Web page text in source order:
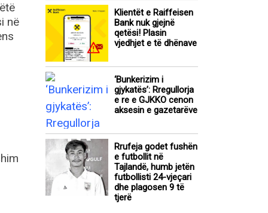
në
Klientët e Raiffeisen
Bank nuk gjejnë
qetësi! Plasin
vjedhjet e të dhënave
‘Bunkerizim i
gjykatës’: Rregullorja
e re e GJKKO cenon
aksesin e gazetarëve
Rrufeja godet fushën
e futbollit në
Tajlandë, humb jetën
futbollisti 24-vjeçari
dhe plagosen 9 të
tjerë